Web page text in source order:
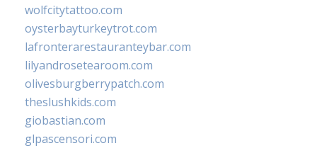
wolfcitytattoo.com
oysterbayturkeytrot.com
lafronterarestauranteybar.com
lilyandrosetearoom.com
olivesburgberrypatch.com
theslushkids.com
giobastian.com
glpascensori.com